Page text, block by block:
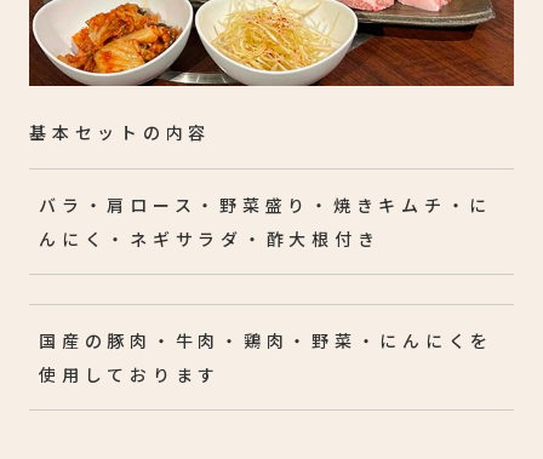
基本セットの内容
バラ・肩ロース・野菜盛り・焼きキムチ・に
んにく・ネギサラダ・酢大根付き
国産の豚肉・牛肉・鶏肉・野菜・にんにくを
使用しております